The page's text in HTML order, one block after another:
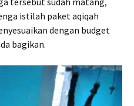
istilah paket aqiqah
dengan budget
bagikan.